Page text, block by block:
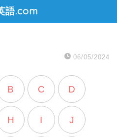
語.com
06/05/2024
B C D
H I J